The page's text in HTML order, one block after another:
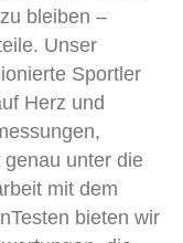
bleiben –
Unser
Sportler
Herz und
unter die
mit dem
bieten wir